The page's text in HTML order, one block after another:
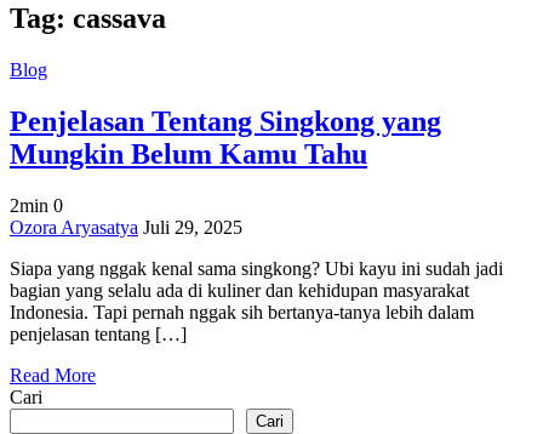
Tag: cassava
Blog
Penjelasan Tentang Singkong yang
Mungkin Belum Kamu Tahu
2min 0
on
Tentang
Singkong
yang
Mungkin
Kamu
Tahu
Ozora Aryasatya Juli 29, 2025
Siapa yang nggak kenal sama singkong? Ubi kayu ini sudah jadi
bagian yang selalu ada di kuliner dan kehidupan masyarakat
Indonesia. Tapi pernah nggak sih bertanya-tanya lebih dalam
penjelasan tentang […]
Read More
Cari
Cari